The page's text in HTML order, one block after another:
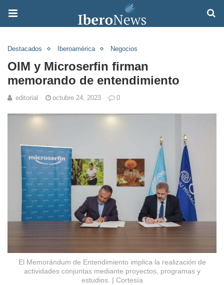
Destacados Iberoamérica Negocios
OIM y Microserfin firman
memorando de entendimiento
editorial octubre 24, 2023 0
El Memorándum de Entendimiento implica la realización de
actividades conjuntas mediante proyectos, programas y
estudios. | Cortesía